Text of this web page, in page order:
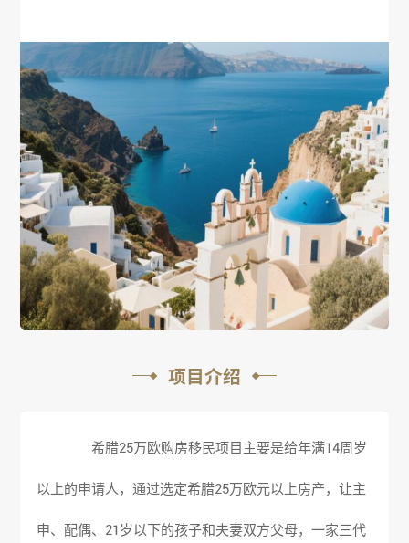
项目介绍
希腊25万欧购房移民项目主要是给年满14周岁
以上的申请人，通过选定希腊25万欧元以上房产，让主
申、配偶、21岁以下的孩子和夫妻双方父母，一家三代